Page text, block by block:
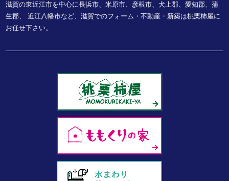
滋賀の東近江市を中心に長浜市、米原市、彦根市、犬上郡、愛知郡、蒲
生郡、
近江八幡市など、滋賀でのフォーム・不動産・新築は桃栗柿屋に
お任せ下さい。